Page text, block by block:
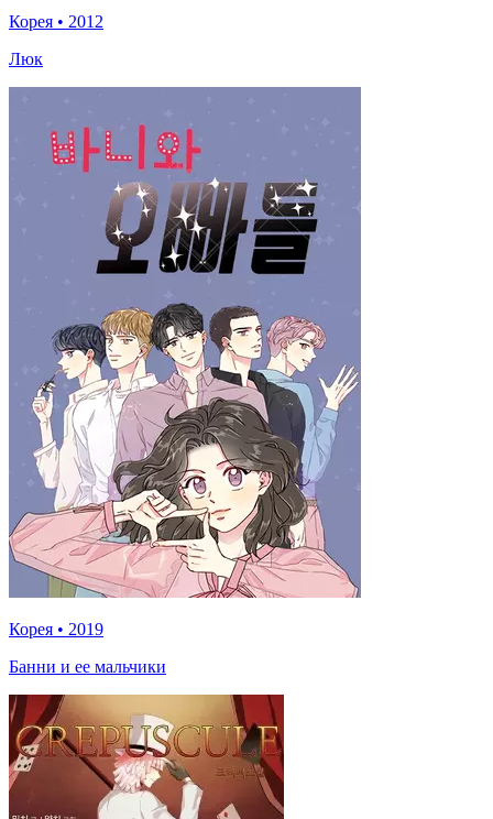
Корея • 2012
Люк
Корея • 2019
Банни и ее мальчики